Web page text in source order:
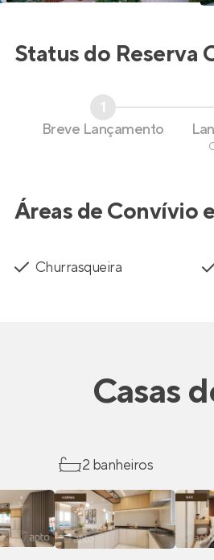
Status do Reserva
1
Breve Lançamento
Áreas de Convívio
Churrasqueira
Casas
2 banheiros